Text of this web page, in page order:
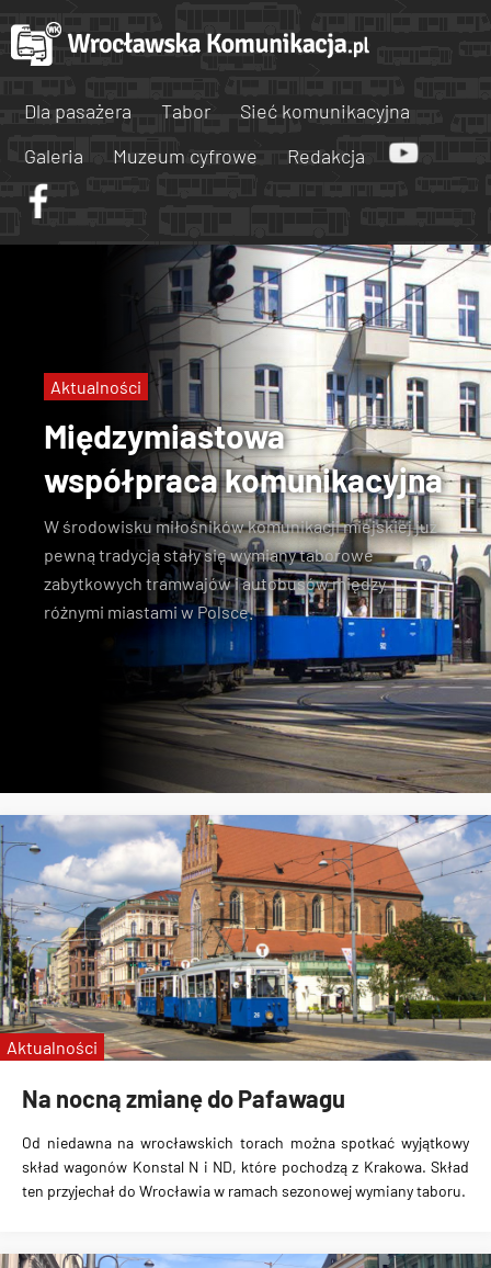
Dla pasażera Tabor
Sieć komunikacyjna
Galeria
Muzeum cyfrowe Redakcja
Międzymiastowa
współpraca komunikacyjna
W środowisku miłośników komunikacji miejskiej już
pewną tradycją stały się wymiany taborowe
zabytkowych tramwajów i autobusów między
różnymi miastami w Polsce.
Aktualności
Konstal N
zabytkowe tramwaje
KSTM
linie specjalne
Wrocławskie Linie Turystyczne
MPK Kraków
Na nocną zmianę do Pafawagu
Od niedawna na wrocławskich torach można spotkać wyjątkowy
skład wagonów Konstal N i ND, które pochodzą z Krakowa. Skład
ten przyjechał do Wrocławia w ramach sezonowej wymiany taboru.
Aktualności